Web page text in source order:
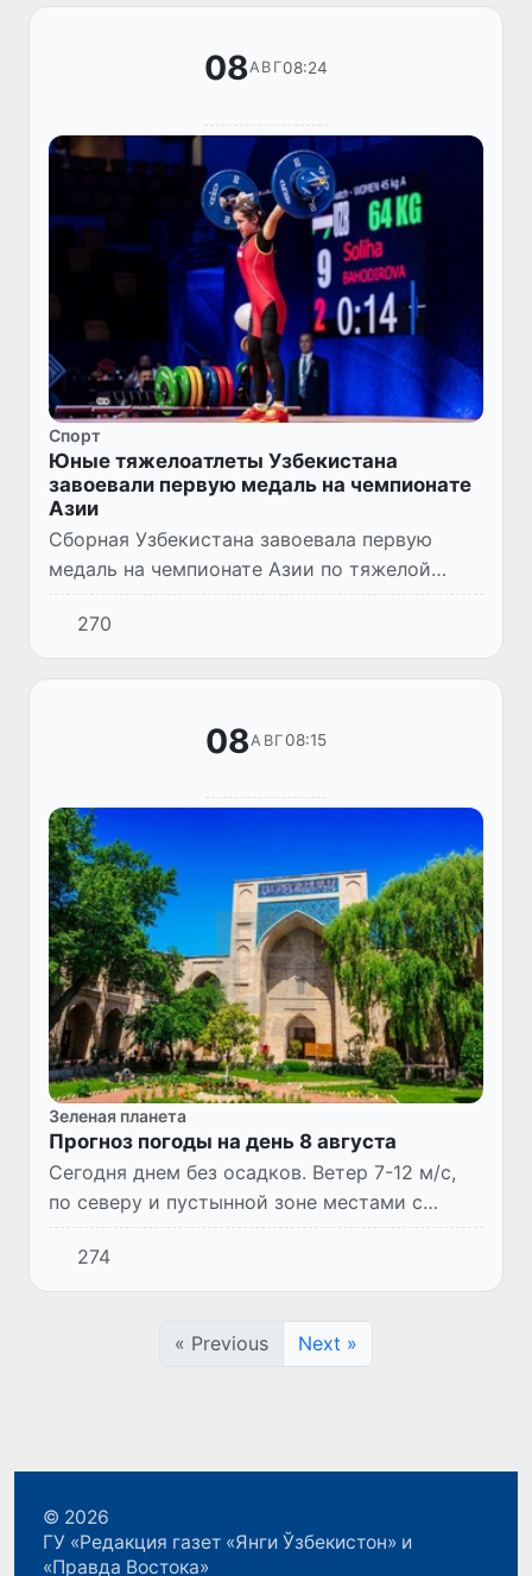
08АВГ08:24
Спорт
Юные тяжелоатлеты Узбекистана
завоевали первую медаль на чемпионате
Азии
Сборная Узбекистана завоевала первую
медаль на чемпионате Азии по тяжелой
атлетике среди юниоров и молодежи.
Бронзовой призершей континентального
первенства стала Солиха Баходирова...
270
08АВГ08:15
Зеленая планета
Прогноз погоды на день 8 августа
Сегодня днем без осадков. Ветер 7-12 м/с,
по северу и пустынной зоне местами с
усилением до 13-18 м/с, в отдельных
районах с пыльным поземком. Температура
33-38°.
274
« Previous Next »
© 2026
ГУ «Редакция газет «Янги Ўзбекистон» и
«Правда Востока»